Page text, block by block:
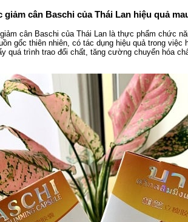
giảm cân Baschi của Thái Lan hiệu quả
cân Baschi của Thái Lan là thực phẩm chức
gốc thiên nhiên, có tác dụng hiệu quả trong
quá trình trao đổi chất, tăng cường chuyển hóa